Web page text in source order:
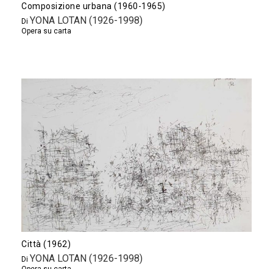
Composizione urbana (1960-1965)
Di YONA LOTAN (1926-1998)
Opera su carta
Città (1962)
Di YONA LOTAN (1926-1998)